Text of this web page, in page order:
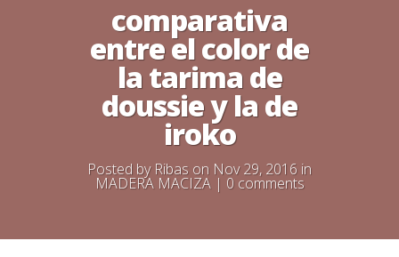
comparativa
entre el color de
la tarima de
doussie y la de
iroko
Posted by Ribas on Nov 29, 2016 in
MADERA MACIZA| 0 comments